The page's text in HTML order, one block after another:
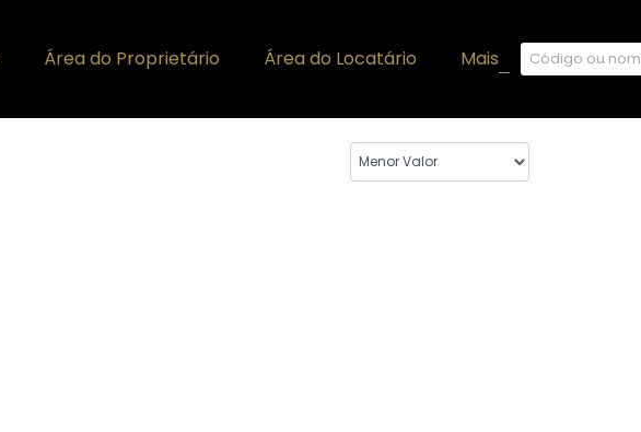
Mais
Área do Locatário
Área do Proprietário